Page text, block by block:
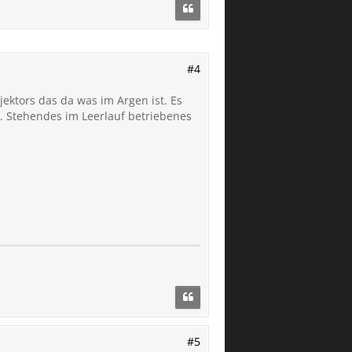
#4
das da was im Argen ist. Es
im Leerlauf betriebenes
#5